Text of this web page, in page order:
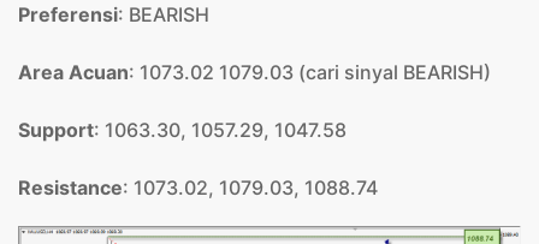
Preferensi: BEARISH
Area Acuan: 1073.02 1079.03 (cari sinyal BEARISH)
Support: 1063.30, 1057.29, 1047.58
Resistance: 1073.02, 1079.03, 1088.74